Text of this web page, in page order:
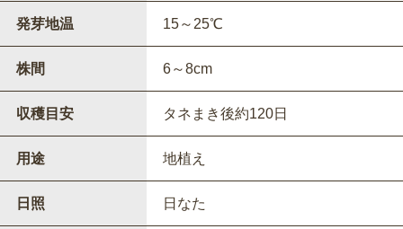
発芽地温 15～25℃
株間 6～8cm
収穫目安 タネまき後約120日
用途 地植え
日照 日なた